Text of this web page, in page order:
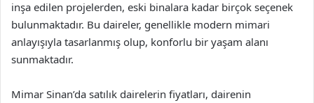
inşa edilen projelerden, eski binalara kadar birçok seçenek
bulunmaktadır. Bu daireler, genellikle modern mimari
anlayışıyla tasarlanmış olup, konforlu bir yaşam alanı
sunmaktadır.
Mimar Sinan’da satılık dairelerin fiyatları, dairenin